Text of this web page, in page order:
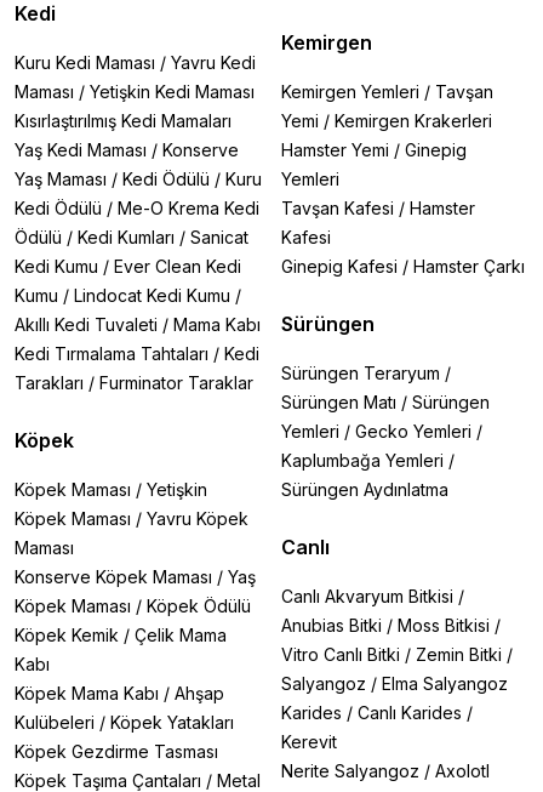
Kedi
Kuru Kedi Maması / Yavru Kedi
Maması / Yetişkin Kedi Maması
Kısırlaştırılmış Kedi Mamaları
Yaş Kedi Maması / Konserve
Yaş Maması / Kedi Ödülü / Kuru
Kedi Ödülü / Me-O Krema Kedi
Ödülü / Kedi Kumları / Sanicat
Kedi Kumu / Ever Clean Kedi
Kumu / Lindocat Kedi Kumu /
Akıllı Kedi Tuvaleti / Mama Kabı
Kedi Tırmalama Tahtaları / Kedi
Tarakları / Furminator Taraklar
Köpek
Köpek Maması / Yetişkin
Köpek Maması / Yavru Köpek
Maması
Konserve Köpek Maması / Yaş
Köpek Maması / Köpek Ödülü
Köpek Kemik / Çelik Mama
Kabı
Köpek Mama Kabı / Ahşap
Kulübeleri / Köpek Yatakları
Köpek Gezdirme Tasması
Köpek Taşıma Çantaları / Metal
Kemirgen
Kemirgen Yemleri / Tavşan
Yemi / Kemirgen Krakerleri
Hamster Yemi / Ginepig
Yemleri
Tavşan Kafesi / Hamster
Kafesi
Ginepig Kafesi / Hamster Çarkı
Sürüngen
Sürüngen Teraryum /
Sürüngen Matı / Sürüngen
Yemleri / Gecko Yemleri /
Kaplumbağa Yemleri /
Sürüngen Aydınlatma
Canlı
Canlı Akvaryum Bitkisi /
Anubias Bitki / Moss Bitkisi /
Vitro Canlı Bitki / Zemin Bitki /
Salyangoz / Elma Salyangoz
Karides / Canlı Karides /
Kerevit
Nerite Salyangoz / Axolotl